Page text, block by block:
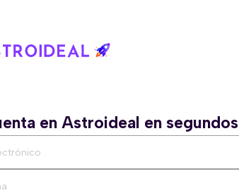
en Astroideal en segundos